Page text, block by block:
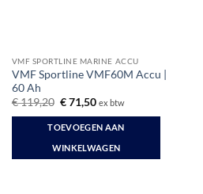
VMF SPORTLINE MARINE ACCU
VMF Sportline VMF60M Accu |
60 Ah
€119,20 Oorspronkelijke
was:
€ 119,20.
€71,50Huidige
is:
€ 71,50.
ex btw
TOEVOEGEN AAN
WINKELWAGEN